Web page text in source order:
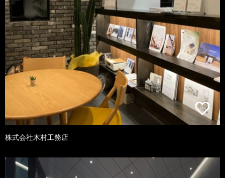
株式会社木村工務店